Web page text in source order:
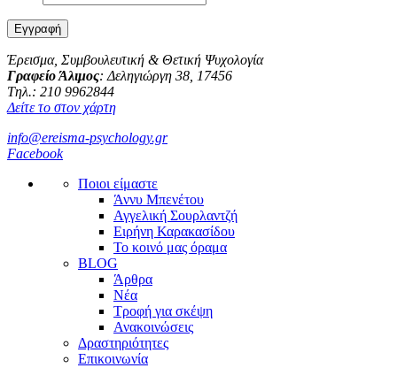
Έρεισμα, Συμβουλευτική & Θετική Ψυχολογία
Γραφείο Άλιμος: Δεληγιώργη 38, 17456
Tηλ.: 210 9962844
Δείτε το στον χάρτη
info@ereisma-psychology.gr
Facebook
Ποιοι είμαστε
Άννυ Μπενέτου
Αγγελική Σουρλαντζή
Ειρήνη Καρακασίδου
Το κοινό μας όραμα
BLOG
Άρθρα
Νέα
Τροφή για σκέψη
Ανακοινώσεις
Δραστηριότητες
Επικοινωνία